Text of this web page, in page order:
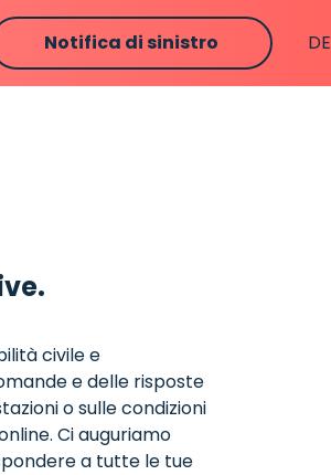
Notifica di sinistro DE
civile e
e delle risposte
o sulle condizioni
Ci auguriamo
a tutte le tue